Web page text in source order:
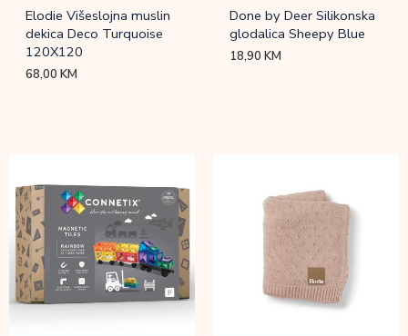
Elodie Višeslojna muslin
dekica Deco Turquoise
120X120
68,00KM
Done by Deer Silikonska
glodalica Sheepy Blue
18,90KM